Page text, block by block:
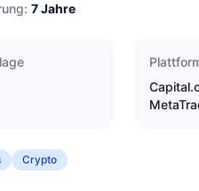
7Jahre
Crypto